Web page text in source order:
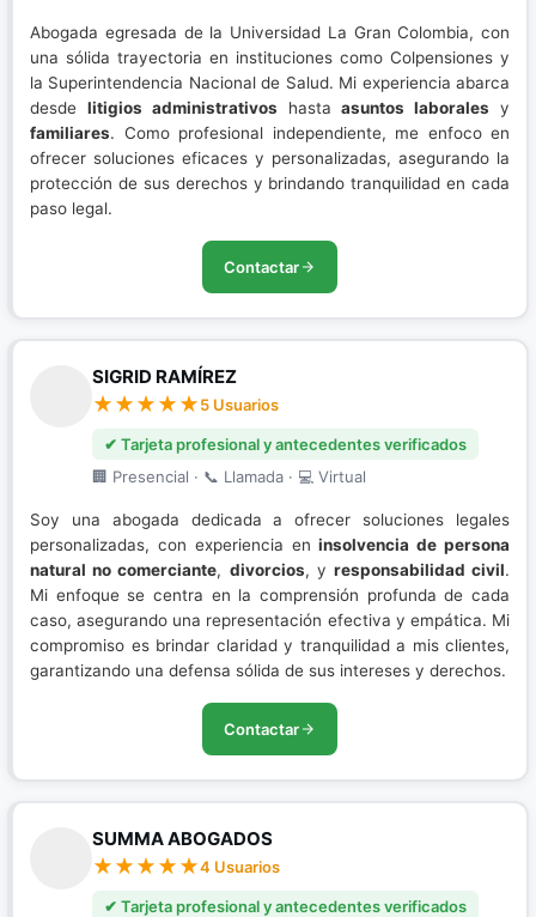
Abogada egresada de la Universidad La Gran Colombia, con
una sólida trayectoria en instituciones como Colpensiones y
la Superintendencia Nacional de Salud. Mi experiencia abarca
desde litigios administrativos hastaasuntos laborales y
familiares. Como profesional independiente, me enfoco en
ofrecer soluciones eficaces y personalizadas, asegurando la
protección de sus derechos y brindando tranquilidad en cada
paso legal.
Contactar
SIGRID RAMÍREZ
5 Usuarios
✔ Tarjeta profesional y antecedentes verificados
🏢 Presencial · 📞 Llamada · 💻 Virtual
Soy una abogada dedicada a ofrecer soluciones legales
personalizadas, con experiencia eninsolvencia de persona
natural no comerciante, divorcios, y responsabilidad civil.
Mi enfoque se centra en la comprensión profunda de cada
caso, asegurando una representación efectiva y empática. Mi
compromiso es brindar claridad y tranquilidad a mis clientes,
garantizando una defensa sólida de sus intereses y derechos.
Contactar
SUMMA ABOGADOS
4 Usuarios
✔ Tarjeta profesional y antecedentes verificados